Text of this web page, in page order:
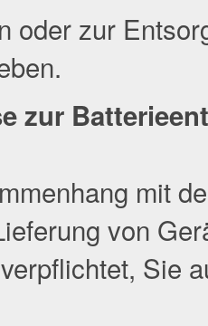
oder zur
zur
mit
von
Sie